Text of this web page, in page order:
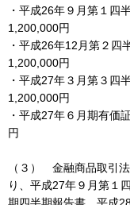
・平成26年９月第１四
1,200,000円
・平成26年12月第２四
1,200,000円
・平成27年３月第３四
1,200,000円
・平成27年６月期有価
円
（３） 金融商品取引
り、平成27年９月第１